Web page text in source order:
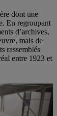
dont une
En regroupant
d’archives,
mais de
rassemblés
entre 1923 et